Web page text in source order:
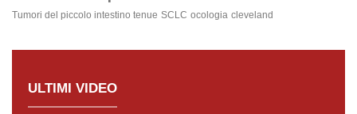
Tumori del piccolo intestino tenue SCLC ocologia cleveland
ULTIMI VIDEO